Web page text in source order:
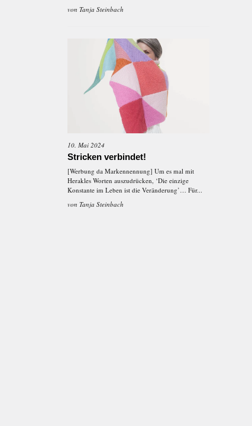
von Tanja Steinbach
10. Mai 2024
Stricken verbindet!
[Werbung da Markennennung] Um es mal mit
Herakles Worten auszudrücken, ‘Die einzige
Konstante im Leben ist die Veränderung’… Für...
von Tanja Steinbach